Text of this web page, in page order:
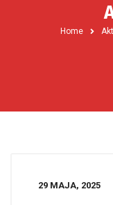
Home
29 MAJA, 2025